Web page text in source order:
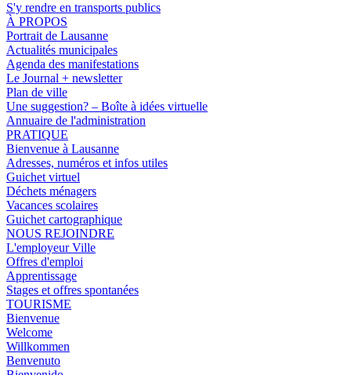
S'y rendre en transports publics
À PROPOS
Portrait de Lausanne
Actualités municipales
Agenda des manifestations
Le Journal + newsletter
Plan de ville
Une suggestion? – Boîte à idées virtuelle
Annuaire de l'administration
PRATIQUE
Bienvenue à Lausanne
Adresses, numéros et infos utiles
Guichet virtuel
Déchets ménagers
Vacances scolaires
Guichet cartographique
NOUS REJOINDRE
L'employeur Ville
Offres d'emploi
Apprentissage
Stages et offres spontanées
TOURISME
Bienvenue
Welcome
Willkommen
Benvenuto